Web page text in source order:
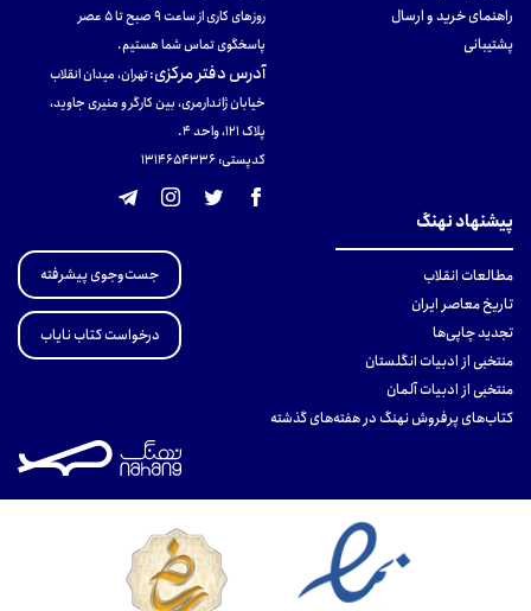
راهنمای خرید و ارسال
پشتیبانی
روزهای کاری از ساعت ۹ صبح تا ۵ عصر
پاسخگوی تماس شما هستیم.
آدرس دفتر مرکزی:تهران، میدان انقلاب
خیابان ژاندارمری، بین کارگر و منیری جاوید،
پلاک 121، واحد ۴.
کدپستی: 131465433۶
پیشنهاد نهنگ
مطالعات انقلاب
تاریخ معاصر ایران
تجدید چاپی‌ها
منتخبی از ادبیات انگلستان
منتخبی از ادبیات آلمان
کتاب‌های پرفروش نهنگ در هفته‌های گذشته
جست‌وجوی پیشرفته
درخواست کتاب نایاب